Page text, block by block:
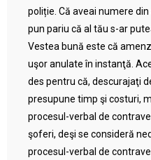
poliție. Că aveai numere
pun pariu că al tău s-ar
Vestea bună este că
uşor anulate în instanţă.
des pentru că, descurajaţi
presupune timp şi costuri,
procesul-verbal de
şoferi, deşi se consideră
procesul-verbal de